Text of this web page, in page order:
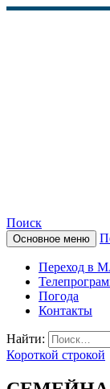
Поиск
Основное меню
Переход в
Погода
Контакты
Найти:
Короткой строкой